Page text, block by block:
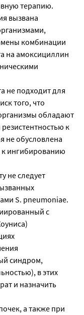
терапию.
вызвана
комбинации
на амоксициллин
не подходит для
того, что
обладают
к
не обусловлена
ингибированию
не следует
S. pneumoniae.
с
синдром,
в этих
и назначить
а также при